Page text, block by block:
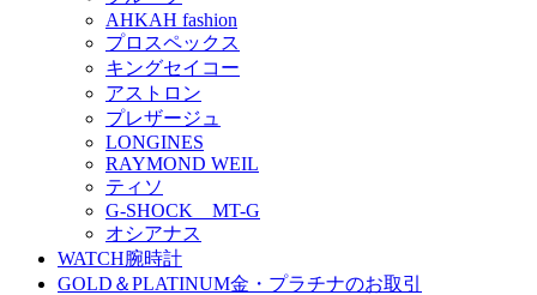
AHKAH fashion
プロスペックス
キングセイコー
アストロン
プレザージュ
LONGINES
RAYMOND WEIL
ティソ
G-SHOCK MT-G
オシアナス
WATCH腕時計
GOLD＆PLATINUM金・プラチナのお取引